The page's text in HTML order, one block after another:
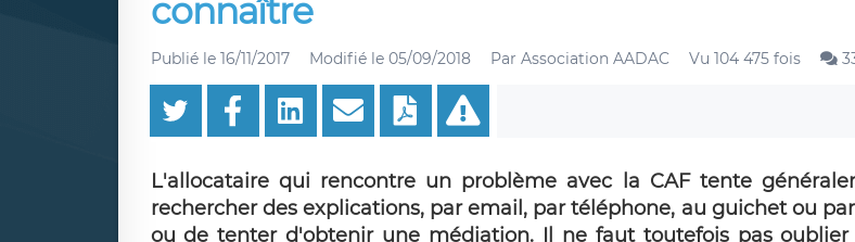
connaître
Publié le 16/11/2017 Modifié le 05/09/2018 Par Association AADAC Vu 104 475 fois
L'allocataire qui rencontre un problème avec la CAF tente
rechercher des explications, par email, par téléphone, au guichet ou
ou de tenter d'obtenir une médiation. Il ne faut toutefois pas oublier